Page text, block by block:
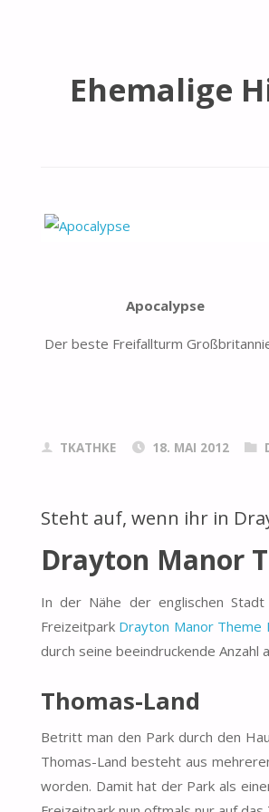
Ehemalige
Apocalypse
Der beste Freifallturm
TKATHKE 18. MAI 2012
Steht auf, wenn ihr in
Drayton Manor
In der Nähe der englischen
Freizeitpark Drayton Manor Theme
durch seine beeindruckende
Thomas-Land
Betritt man den Park durch den
Thomas-Land besteht aus
worden. Damit hat der Park als